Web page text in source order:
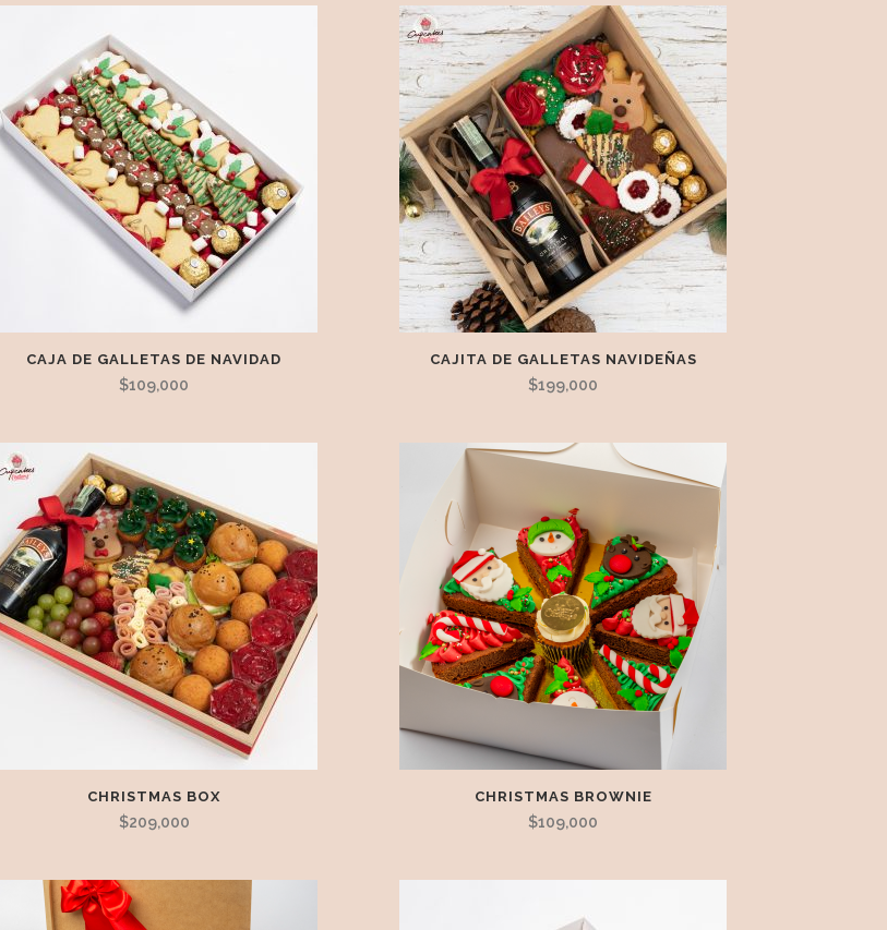
CAJA DE GALLETAS DE NAVIDAD
$109,000
CAJITA DE GALLETAS NAVIDEÑAS
$199,000
CHRISTMAS BOX
$209,000
CHRISTMAS BROWNIE
$109,000